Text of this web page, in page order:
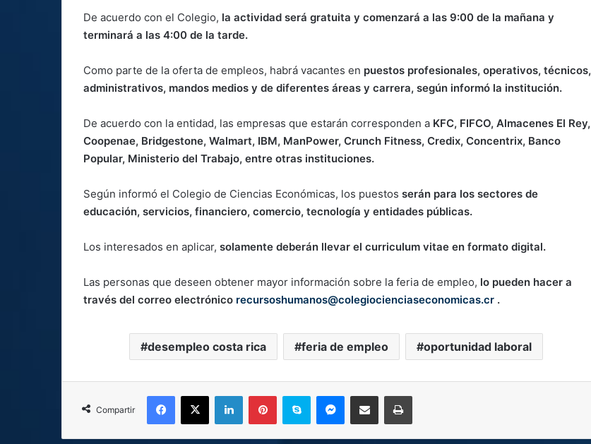
De acuerdo con el Colegio, la actividad será gratuita y comenzará a las 9:00 de la mañana y
terminará a las 4:00 de la tarde.
Como parte de la oferta de empleos, habrá vacantes en puestos profesionales, operativos, técnicos,
administrativos, mandos medios y de diferentes áreas y carrera, según informó la institución.
De acuerdo con la entidad, las empresas que estarán corresponden a KFC, FIFCO, Almacenes El Rey,
Coopenae, Bridgestone, Walmart, IBM, ManPower, Crunch Fitness, Credix, Concentrix, Banco
Popular, Ministerio del Trabajo, entre otras instituciones.
Según informó el Colegio de Ciencias Económicas, los puestos serán para los sectores de
educación, servicios, financiero, comercio, tecnología y entidades públicas.
Los interesados en aplicar, solamente deberán llevar el curriculum vitae en formato digital.
Las personas que deseen obtener mayor información sobre la feria de empleo, lo pueden hacer a
través del correo electrónico recursoshumanos@colegiocienciaseconomicas.cr .
desempleo costa rica feria de empleo oportunidad laboral
Compartir
Facebook
X LinkedInPinterestSkype MessengerCompartir por correo electrónicoImprimir